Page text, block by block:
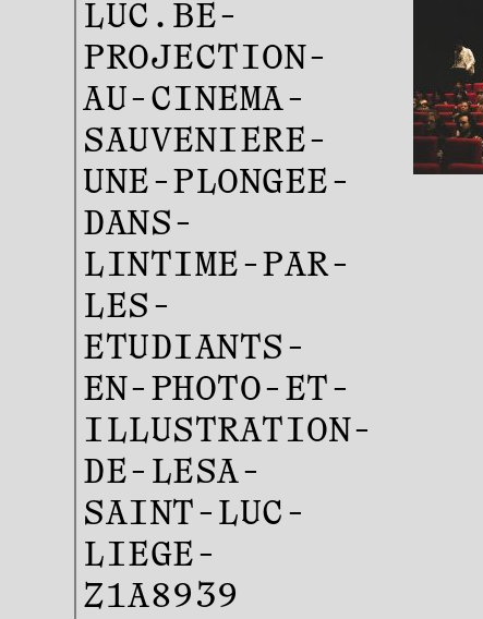
LUC.BE-
PROJECTION-
AU-CINEMA-
SAUVENIERE-
UNE-PLONGEE-
DANS-
LINTIME-PAR-
LES-
ETUDIANTS-
EN-PHOTO-ET-
ILLUSTRATION-
DE-LESA-
SAINT-LUC-
LIEGE-
Z1A8939